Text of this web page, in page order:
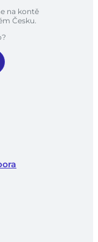
na kontě
Česku.